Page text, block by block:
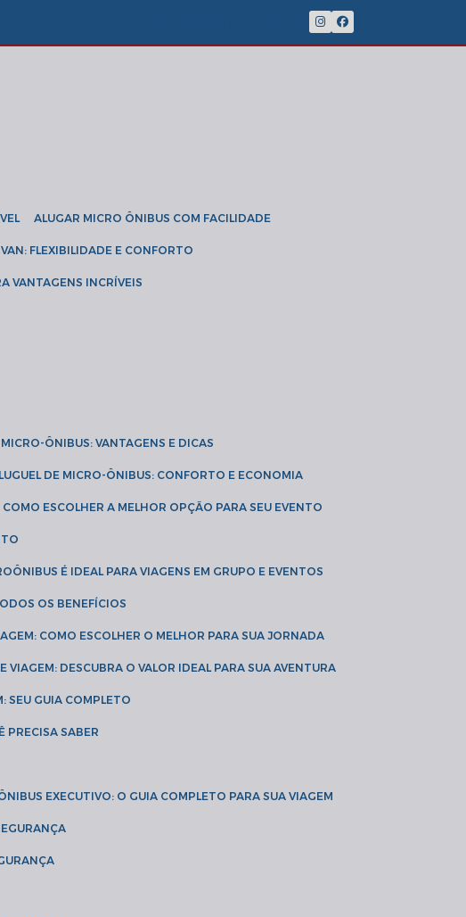
ALUGAR MICRO ÔNIBUS COM FACILIDADE
VAN: FLEXIBILIDADE E CONFORTO
VANTAGENS INCRÍVEIS
MICRO-ÔNIBUS: VANTAGENS E DICAS
ALUGUEL DE MICRO-ÔNIBUS: CONFORTO E ECONOMIA
ESCOLHER A MELHOR OPÇÃO PARA SEU EVENTO
É IDEAL PARA VIAGENS EM GRUPO E EVENTOS
OS BENEFÍCIOS
COMO ESCOLHER O MELHOR PARA SUA JORNADA
VIAGEM: DESCUBRA O VALOR IDEAL PARA SUA AVENTURA
SEU GUIA COMPLETO
PRECISA SABER
ÔNIBUS EXECUTIVO: O GUIA COMPLETO PARA SUA VIAGEM